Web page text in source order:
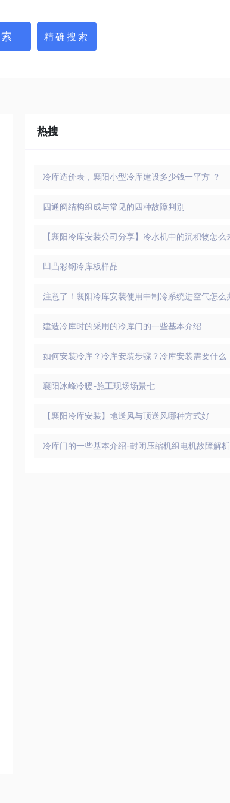
热搜
冷库造价表，襄阳小型冷库建设多少钱一平方 ？
四通阀结构组成与常见的四种故障判别
【襄阳冷库安装公司分享】冷水机中的沉积物怎么
凹凸彩钢冷库板样品
注意了！襄阳冷库安装使用中制冷系统进空气怎么
建造冷库时的采用的冷库门的一些基本介绍
如何安装冷库？冷库安装步骤？冷库安装需要什么
襄阳冰峰冷暖-施工现场场景七
【襄阳冷库安装】地送风与顶送风哪种方式好
冷库门的一些基本介绍-封闭压缩机组电机故障解析